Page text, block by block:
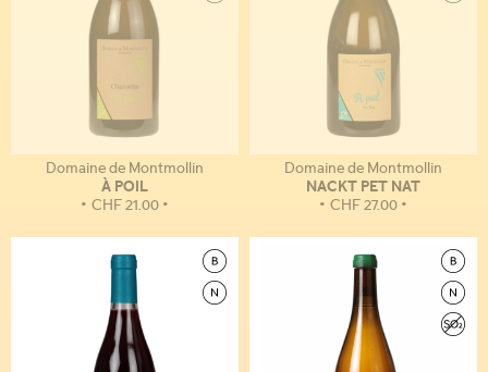
Domaine de Montmollin
À POIL
CHF21.00
Domaine de Montmollin
NACKT PET NAT
CHF27.00